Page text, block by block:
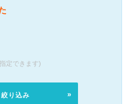
定できます)
り込み